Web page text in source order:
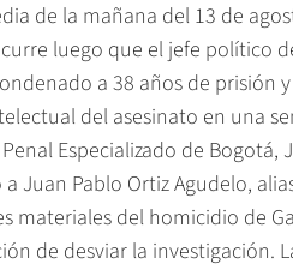
de la mañana del 13 de
luego que el jefe político
a 38 años de
del asesinato en una
Especializado de Bogotá,
Juan Pablo Ortiz Agudelo,
materiales del homicidio de
de desviar la investigación.